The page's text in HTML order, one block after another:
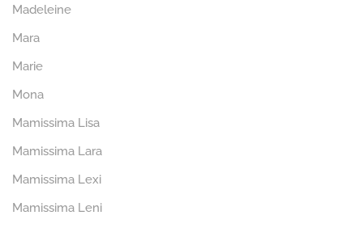
Madeleine
Mara
Marie
Mona
Mamissima Lisa
Mamissima Lara
Mamissima Lexi
Mamissima Leni